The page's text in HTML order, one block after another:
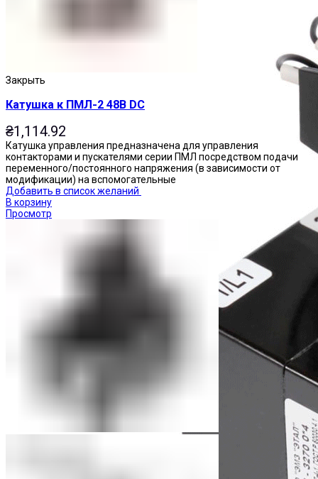
Закрыть
Катушка к ПМЛ-2 48В DC
₴1,114.92
Катушка управления предназначена для управления
контакторами и пускателями серии ПМЛ посредством подачи
переменного/постоянного напряжения (в зависимости от
модификации) на вспомогательные
Добавить в список желаний
В корзину
Просмотр